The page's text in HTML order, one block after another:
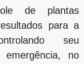
de plantas
para a
seu
emergência, no